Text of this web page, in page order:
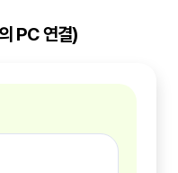
PC 연결)